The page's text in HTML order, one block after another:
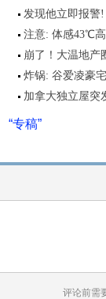
发现他立即报警
注意: 体感43℃
崩了！大温地产
炸锅: 谷爱凌豪
加拿大独立屋突
“专稿”
评论前需